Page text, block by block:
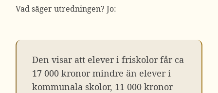
Vad säger utredningen? Jo:
Den visar att elever i friskolor får ca
17 000 kronor mindre än elever i
kommunala skolor, 11 000 kronor